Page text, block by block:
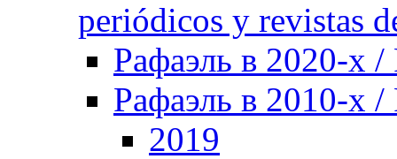
periódicos y revistas
Рафаэль в 2020-х /
Рафаэль в 2010-х /
2019